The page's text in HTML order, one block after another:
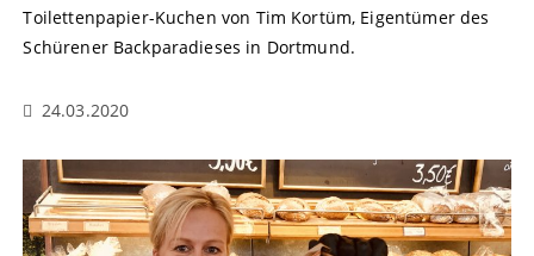
Toilettenpapier-Kuchen von Tim Kortüm, Eigentümer des
Schürener Backparadieses in Dortmund.
24.03.2020